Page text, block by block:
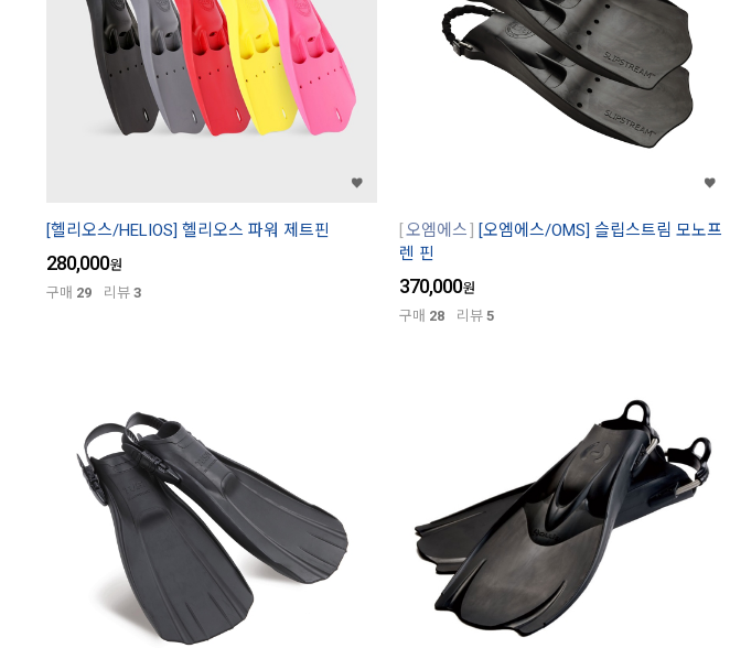
[헬리오스/HELIOS] 헬리오스 파워 제트핀
280,000원
구매 29 리뷰 3
오엠에스
[오엠에스/OMS] 슬립스트림 모노프
렌 핀
370,000원
구매 28 리뷰 5